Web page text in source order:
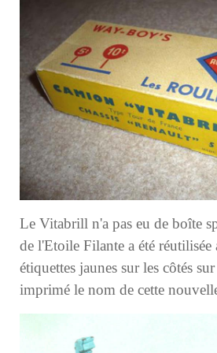
Le Vitabrill n'a pas eu de boîte
de l'Etoile Filante a été réutilisée
étiquettes jaunes sur les côtés
imprimé le nom de cette